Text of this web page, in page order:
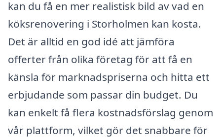
kan du få en mer realistisk bild av vad en
köksrenovering i Storholmen kan kosta.
Det är alltid en god idé att jämföra
offerter från olika företag för att få en
känsla för marknadspriserna och hitta ett
erbjudande som passar din budget. Du
kan enkelt få flera kostnadsförslag genom
vår plattform, vilket gör det snabbare för